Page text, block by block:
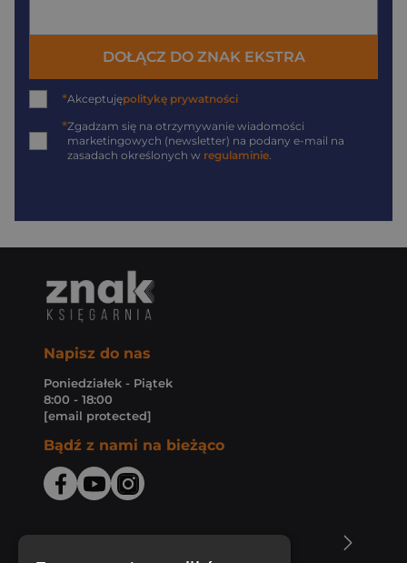
DOŁĄCZ DO ZNAK EKSTRA
*Akceptujępolitykę prywatności
*Zgadzam się na otrzymywanie wiadomości
marketingowych (newsletter) na podany e-mail na
zasadach określonych w regulaminie.
Napisz do nas
Poniedziałek - Piątek
8:00 - 18:00
[email protected]
Bądź z nami na bieżąco